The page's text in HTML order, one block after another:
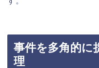
事件を多角的に
理